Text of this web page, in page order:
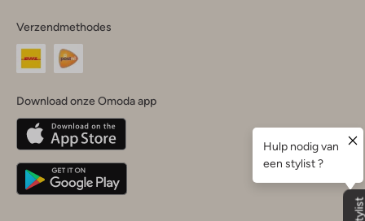
je
land
Nederland
Belgique(Français)
Deutschland
Verzendmethodes
Download onze Omoda app